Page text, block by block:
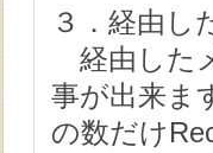
３．経由し
経由した
事が出来ま
の数だけ